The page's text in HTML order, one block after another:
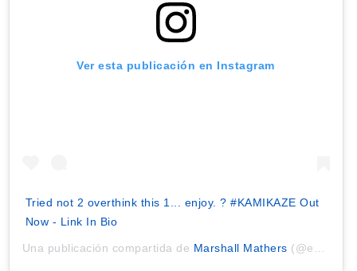
Ver esta publicación en Instagram
Tried not 2 overthink this 1... enjoy. ? #KAMIKAZE Out
Now - Link In Bio
Una publicación compartida de Marshall Mathers (@eminem) el